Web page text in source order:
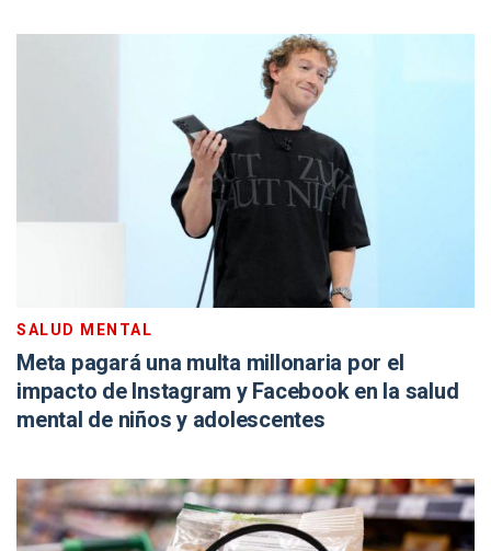
SALUD MENTAL
Meta pagará una multa millonaria por el
impacto de Instagram y Facebook en la salud
mental de niños y adolescentes